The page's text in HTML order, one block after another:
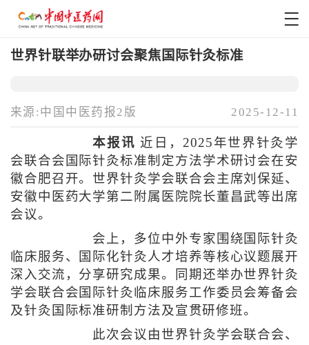
世界针联举办研讨会聚焦国际针灸标准
来源:中国中医药报2版 2025-12-11
本报讯 近日，2025年世界针灸学
会联合会国际针灸标准制定方法学术研讨会在安
徽合肥召开。世界针灸学会联合会主席刘保延、
安徽中医药大学第二附属医院院长董昌武等出席
会议。
会上，多位中外专家围绕国际针灸
临床服务、国际化针灸人才培养等核心议题展开
深入交流，分享研究成果。同期还举办世界针灸
学会联合会国际针灸临床服务工作委员会筹备会
及针灸国际标准研制方法及宣贯研修班。
此次会议由世界针灸学会联合会、